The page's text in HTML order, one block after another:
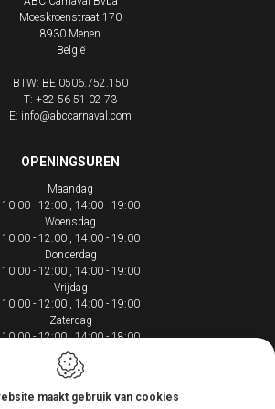
Moeskroenstraat 170
8930 Menen
België
BTW: BE 0506.752.150
T: +32 56 51 02 73
E: info@abccarnaval.com
OPENINGSUREN
Maandag
10:00 - 12:00
14:00 - 19:00
Woensdag
10:00 - 12:00
14:00 - 19:00
Donderdag
10:00 - 12:00
14:00 - 19:00
Vrijdag
10:00 - 12:00
14:00 - 19:00
Zaterdag
10:00 - 12:00
14:00 - 18:00
maakt gebruik van cookies